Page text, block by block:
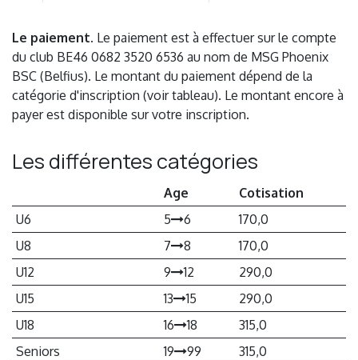
Le paiement. Le paiement est à effectuer sur le compte
du club BE46 0682 3520 6536 au nom de MSG Phoenix
BSC (Belfius). Le montant du paiement dépend de la
catégorie d'inscription (voir tableau). Le montant encore à
payer est disponible sur votre inscription.
Les différentes catégories
Age
Cotisation
U6
5 6
170,0
U8
7 8
170,0
U12
9 12
290,0
U15
13 15
290,0
U18
16 18
315,0
Seniors
19 99
315,0